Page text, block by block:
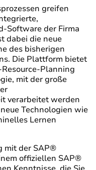
greifen
Software der Firma
dabei die neue
des bisherigen
Die Plattform bietet
Planning
mit der große
verarbeitet werden
Technologien wie
Lernen
mit der SAP®
offiziellen SAP®